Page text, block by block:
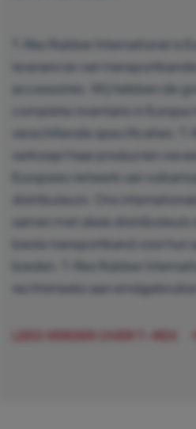
T-Rex Rubber International is
leverancier van
accessoires. Wij hebben de
complete inventaris in Europa
verschillende specificaties. T-
verkoopt haar producten via
Europees netwerk van
distributeurs. Ons
samen met deze
beste transportband voor
bieden. T-Rex Rubber
rechtstreeks aan
LEES VERDER OVER T-REX